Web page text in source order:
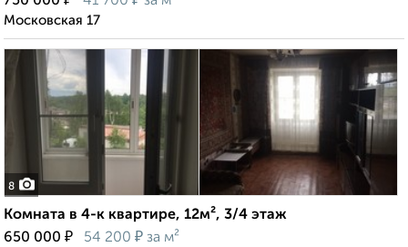
Московская 17
8
Комната в 4-к квартире, 12м², 3/4 этаж
650 000 ₽ 54 200 ₽ за м²